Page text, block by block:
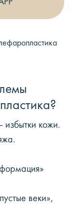
кожи.
веки»,